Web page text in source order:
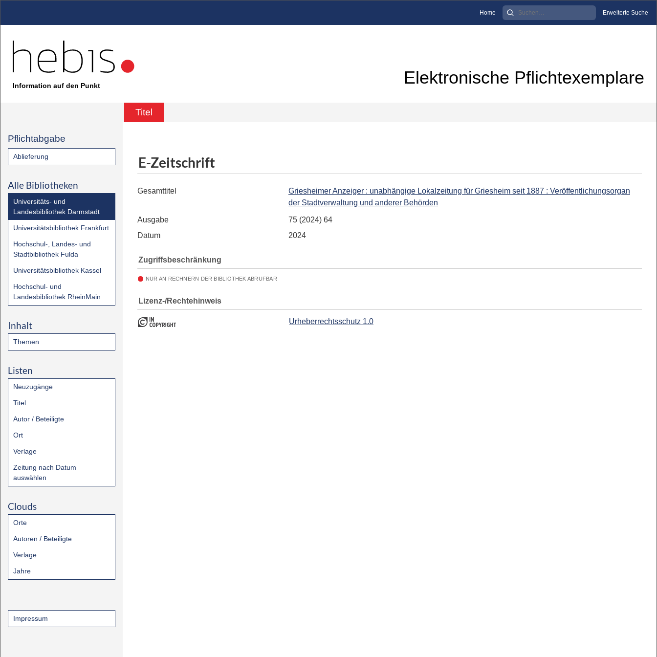
Home Erweiterte Suche
Information auf den Punkt Elektronische Pflichtexemplare
Titel
Pflichtabgabe
Ablieferung
Alle Bibliotheken
Universitäts- und
Landesbibliothek Darmstadt
Universitätsbibliothek Frankfurt
Hochschul-, Landes- und
Stadtbibliothek Fulda
Universitätsbibliothek Kassel
Hochschul- und
Landesbibliothek RheinMain
Inhalt
Themen
Listen
Neuzugänge
Titel
Autor / Beteiligte
Ort
Verlage
Zeitung nach Datum
auswählen
Clouds
Orte
Autoren / Beteiligte
Verlage
Jahre
Impressum
E-Zeitschrift
Gesamttitel
Griesheimer Anzeiger : unabhängige Lokalzeitung für Griesheim seit 1887 : Veröffentlichungsorgan
der Stadtverwaltung und anderer Behörden
Ausgabe
75 (2024) 64
Datum
2024
Zugriffsbeschränkung
NUR AN RECHNERN DER BIBLIOTHEK ABRUFBAR
Lizenz-/Rechtehinweis
Urheberrechtsschutz 1.0